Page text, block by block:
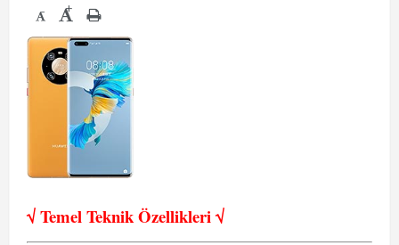
- +
√ Temel Teknik Özellikleri √